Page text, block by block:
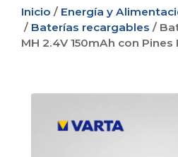
Inicio / Energía y
/ Baterías recargables /
MH 2.4V 150mAh con Pines